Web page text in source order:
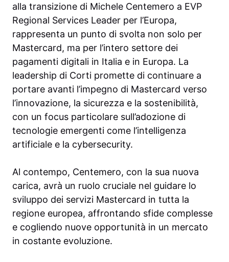
alla transizione di Michele Centemero a EVP
Regional Services Leader per l’Europa,
rappresenta un punto di svolta non solo per
Mastercard, ma per l’intero settore dei
pagamenti digitali in Italia e in Europa. La
leadership di Corti promette di continuare a
portare avanti l’impegno di Mastercard verso
l’innovazione, la sicurezza e la sostenibilità,
con un focus particolare sull’adozione di
tecnologie emergenti come l’intelligenza
artificiale e la cybersecurity.
Al contempo, Centemero, con la sua nuova
carica, avrà un ruolo cruciale nel guidare lo
sviluppo dei servizi Mastercard in tutta la
regione europea, affrontando sfide complesse
e cogliendo nuove opportunità in un mercato
in costante evoluzione.